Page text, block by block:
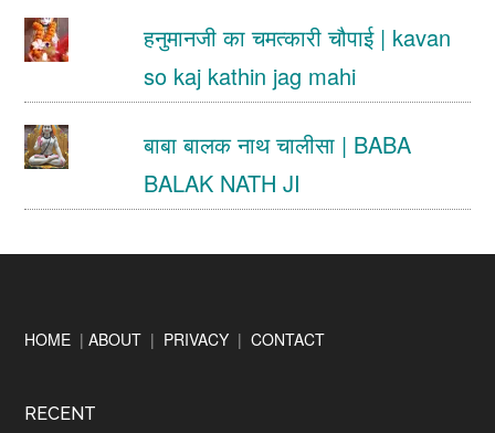
हनुमानजी का चमत्कारी चौपाई | kavan
so kaj kathin jag mahi
बाबा बालक नाथ चालीसा | BABA
BALAK NATH JI
Footer
HOME |ABOUT | PRIVACY |CONTACT
RECENT